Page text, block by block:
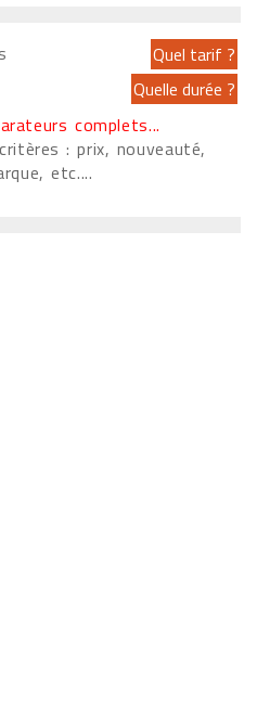
complets...
: prix, nouveauté,
etc....